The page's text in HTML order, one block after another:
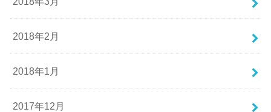
2018年2月
2018年1月
2017年12月